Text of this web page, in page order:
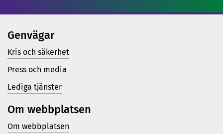
Genvägar
Kris och säkerhet
Press och media
Lediga tjänster
Om webbplatsen
Om webbplatsen